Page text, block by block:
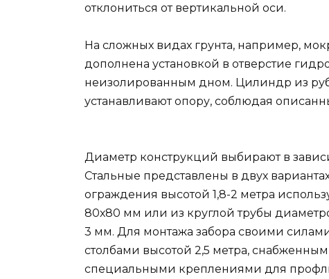
отклониться от вертикальной оси.
На сложных видах грунта, например,
дополнена установкой в отверстие
неизолированным дном. Цилиндр из
устанавливают опору, соблюдая
Диаметр конструкций выбирают в
Стальные представлены в двух
ограждения высотой 1,8-2 метра
80х80 мм или из круглой трубы
3 мм. Для монтажа забора своими
столбами высотой 2,5 метра,
специальными креплениями для